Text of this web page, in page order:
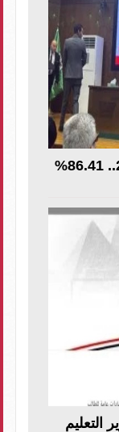
نتيجة تنسيق المرحلة الأولى 2026.. 86.41%
التعليم